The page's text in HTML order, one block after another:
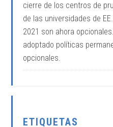
cierre de los centros de
de las universidades de
2021 son ahora
adoptado políticas
opcionales.
ETIQUETAS